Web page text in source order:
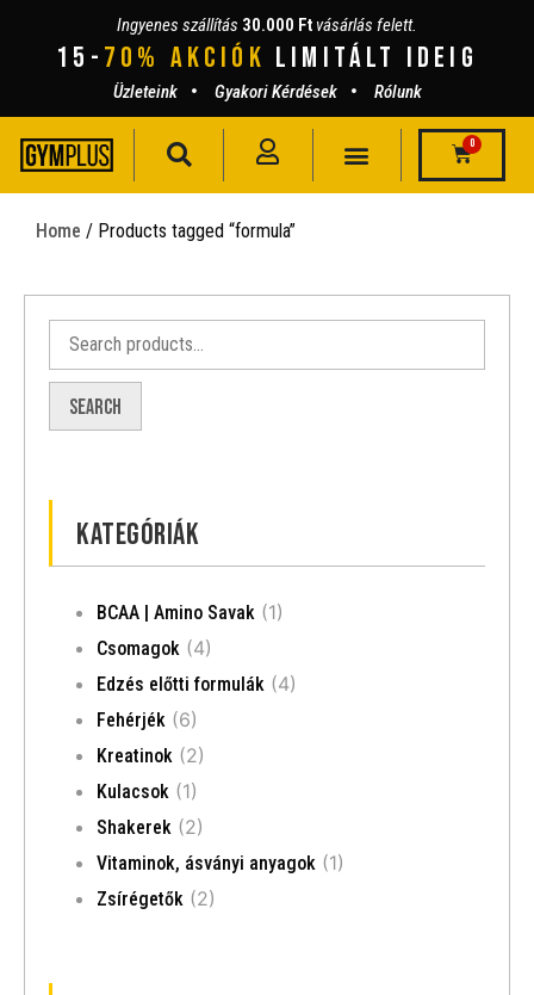
Ingyenes szállítás 30.000 Ft vásárlás felett.
15- 70% AKCIÓK lIMITÁLT IDEIG
Üzleteink Gyakori Kérdések Rólunk
0
Home / Products tagged “formula”
Search
Kategóriák
BCAA | Amino Savak (1)
Csomagok (4)
Edzés előtti formulák (4)
Fehérjék (6)
Kreatinok (2)
Kulacsok (1)
Shakerek (2)
Vitaminok, ásványi anyagok (1)
Zsírégetők (2)